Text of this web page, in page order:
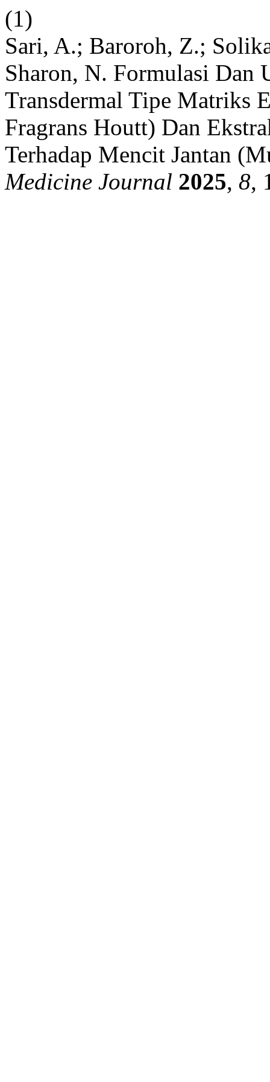
(1)
Sari, A.; Baroroh, Z.;
Sharon, N. Formulasi Dan
Transdermal Tipe Matriks
Fragrans Houtt) Dan
Terhadap Mencit Jantan
Medicine Journal 2025, 8,